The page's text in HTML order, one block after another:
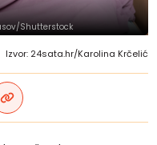
Shutterstock
Izvor: 24sata.hr/Karolina Krčelić